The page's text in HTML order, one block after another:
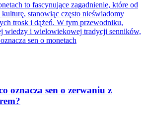
to fascynujące zagadnienie, które od
stanowiąc często nieświadomy
trosk i dążeń. W tym przewodniku,
wiedzy i wielowiekowej tradycji senników,
sen o monetach
oznacza sen o zerwaniu z